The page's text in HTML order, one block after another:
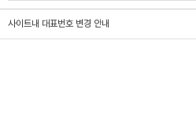
사이트내 대표번호 변경 안내